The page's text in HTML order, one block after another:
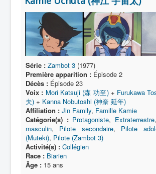
Série
Acteur
Équipe
Personnage
Transformation
Équipement
Mecha
Objet
Lieu
Série : Zambot 3 (1977)
Première apparition : Épisode 2
Décès : Épisode 23
Voix : Mori Katsuji (森 功至)+ Furukawa
夫) + Kanna Nobutoshi (神奈 延年)
Affiliation : Jin Family, Famille Kamie
Catégorie(s) : Protagoniste, Extraterrestre,
masculin, Pilote secondaire, Pilote
(Muteki), Pilote (Zambot 3)
Activité(s) : Collégien
Race : Biarien
Âge : 15 ans